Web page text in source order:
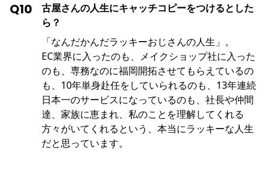
Q10
古屋さんの人生にキャッチコピーをつけるとした
ら？
「なんだかんだラッキーおじさんの人生」。
EC業界に入ったのも、メイクショップ社に入った
のも、専務なのに福岡開拓させてもらえているの
も、10年単身赴任をしていられるのも、13年連続
日本一のサービスになっているのも、社長や仲間
達、家族に恵まれ、私のことを理解してくれる
方々がいてくれるという、本当にラッキーな人生
だと思っています。